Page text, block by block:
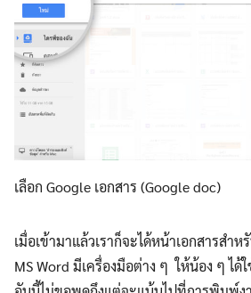
เลือก Google เอกสาร (Google doc)
เมื่อเข้ามาแล้วเราก็จะได้หน้าเอกสารสำ
MS Word มีเครื่องมือต่าง ๆ ให้น้อง ๆ ได้